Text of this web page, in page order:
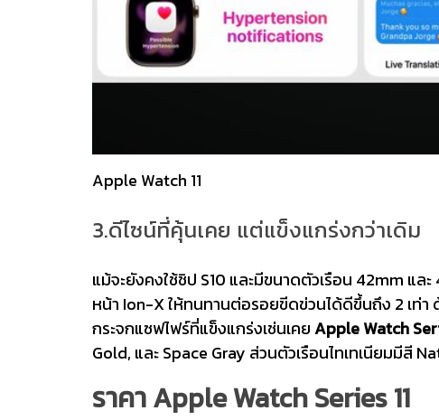
Apple Watch 11
3.ดีไซน์ที่คุ้นเคย แต่แข็งแกร่งกว่าเดิม
แม้จะยังคงใช้ชิป S10 และมีขนาดตัวเรือน 42mm แล
หน้า Ion-X ให้ทนทานต่อรอยขีดข่วนได้ดีขึ้นถึง 2 เท่า
กระจกแซฟไฟร์ที่แข็งแกร่งเช่นเคยApple Watch
Gold, และ Space Gray ส่วนตัวเรือนไทเทเนียมมีสี
ราคา Apple Watch Series 11